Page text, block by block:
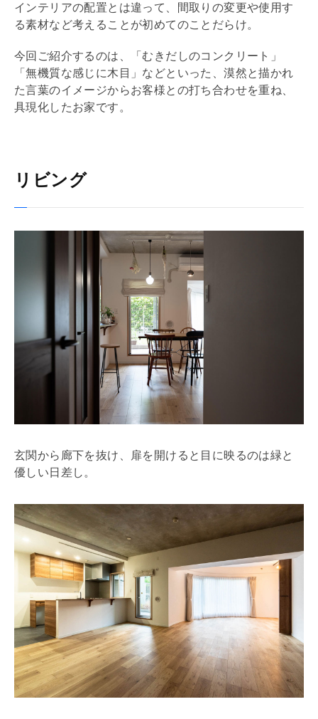
インテリアの配置とは違って、間取りの変更や使用す
る素材など考えることが初めてのことだらけ。
今回ご紹介するのは、「むきだしのコンクリート」
「無機質な感じに木目」などといった、漠然と描かれ
た言葉のイメージからお客様との打ち合わせを重ね、
具現化したお家です。
リビング
玄関から廊下を抜け、扉を開けると目に映るのは緑と
優しい日差し。